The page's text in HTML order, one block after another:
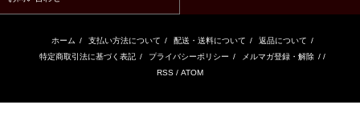
ホーム / 支払い方法について / 配送・送料について / 返品について /
特定商取引法に基づく表記 / プライバシーポリシー / メルマガ登録・解除 / /
RSS / ATOM